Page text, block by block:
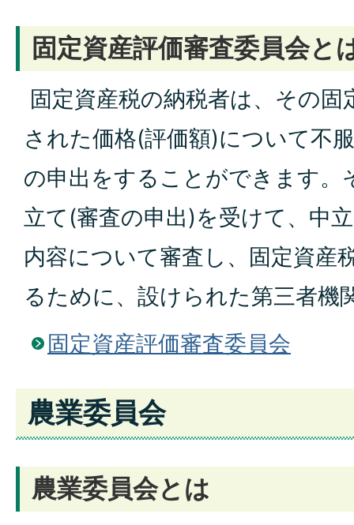
固定資産評価審査委員会と
固定資産税の納税者は、その固
された価格(評価額)について不
の申出をすることができます。
立て(審査の申出)を受けて、中
内容について審査し、固定資産
るために、設けられた第三者機
固定資産評価審査委員会
農業委員会
農業委員会とは